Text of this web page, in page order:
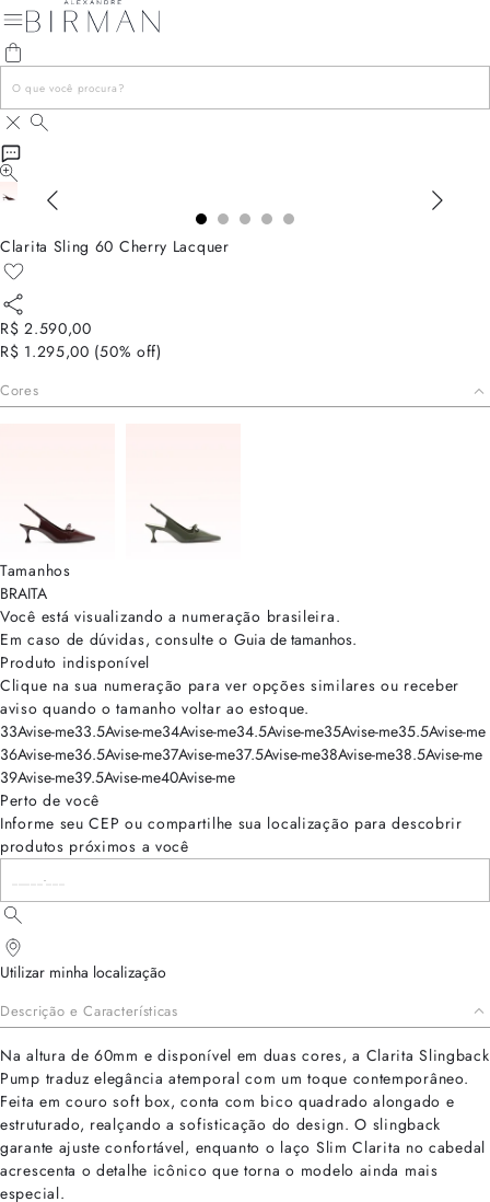
Clarita Sling 60 Cherry Lacquer
R$ 2.590,00
R$ 1.295,00 (50% off)
Cores
Tamanhos
BRAITA
Você está visualizando a numeração brasileira.
Em caso de dúvidas, consulte o Guia de tamanhos.
Produto indisponível
Clique na sua numeração para ver opções similares ou receber
aviso quando o tamanho voltar ao estoque.
33Avise-me33.5Avise-me34Avise-me34.5Avise-me35Avise-me35.5Avise-me
36Avise-me36.5Avise-me37Avise-me37.5Avise-me38Avise-me38.5Avise-me
39Avise-me39.5Avise-me40Avise-me
Perto de você
Informe seu CEP ou compartilhe sua localização para descobrir
produtos próximos a você
Utilizar minha localização
Descrição e Características
Na altura de 60mm e disponível em duas cores, a Clarita Slingback
Pump traduz elegância atemporal com um toque contemporâneo.
Feita em couro soft box, conta com bico quadrado alongado e
estruturado, realçando a sofisticação do design. O slingback
garante ajuste confortável, enquanto o laço Slim Clarita no cabedal
acrescenta o detalhe icônico que torna o modelo ainda mais
especial.